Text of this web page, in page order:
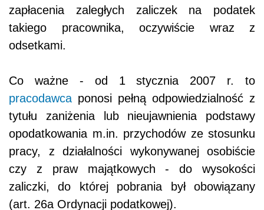
zapłacenia zaległych zaliczek na podatek
takiego pracownika, oczywiście wraz z
odsetkami.
Co ważne - od 1 stycznia 2007 r. to
pracodawca ponosi pełną odpowiedzialność z
tytułu zaniżenia lub nieujawnienia podstawy
opodatkowania m.in. przychodów ze stosunku
pracy, z działalności wykonywanej osobiście
czy z praw majątkowych - do wysokości
zaliczki, do której pobrania był obowiązany
(art. 26a Ordynacji podatkowej).